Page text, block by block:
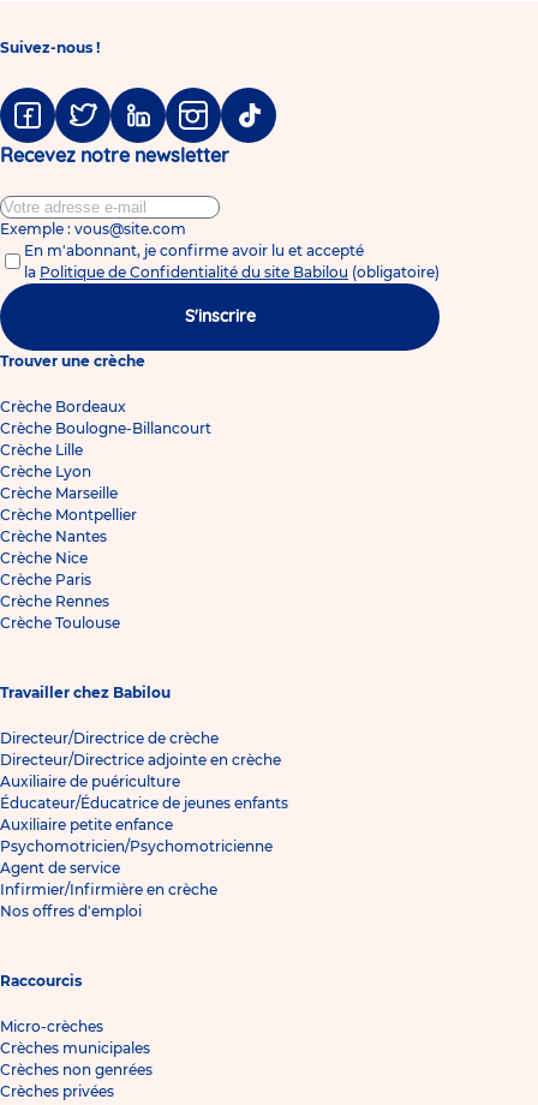
Suivez-nous !
FacebookTwitter LinkedinInstagramTiktok
Recevez notre newsletter
Exemple : vous@site.com
En m'abonnant, je confirme avoir lu et accepté
la Politique de Confidentialité du site Babilou (obligatoire)
S'inscrire
Trouver une crèche
Crèche Bordeaux
Crèche Boulogne-Billancourt
Crèche Lille
Crèche Lyon
Crèche Marseille
Crèche Montpellier
Crèche Nantes
Crèche Nice
Crèche Paris
Crèche Rennes
Crèche Toulouse
Travailler chez Babilou
Directeur/Directrice de crèche
Directeur/Directrice adjointe en crèche
Auxiliaire de puériculture
Éducateur/Éducatrice de jeunes enfants
Auxiliaire petite enfance
Psychomotricien/Psychomotricienne
Agent de service
Infirmier/Infirmière en crèche
Nos offres d'emploi
Raccourcis
Micro-crèches
Crèches municipales
Crèches non genrées
Crèches privées